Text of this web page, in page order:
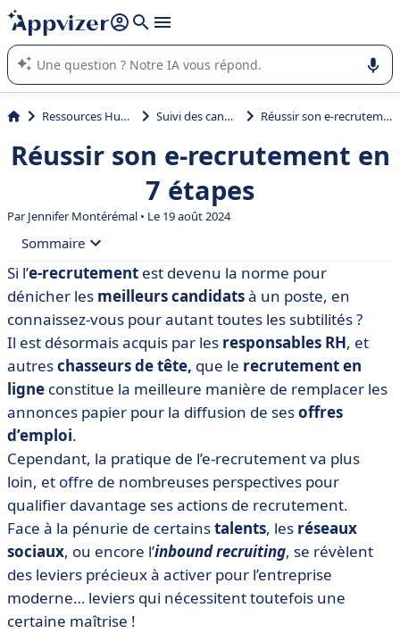
répondre (plusieurs lignes avec
L'IA de Appvizer vous guide dans l'utilisation ou la sélection de
logiciel SaaS en entreprise.
Ressources Humaines (RH) Suivi des candidats (ATS) Réussir son e-recrutement en 7 étapes
Réussir son e-recrutement en
7 étapes
ParJennifer Montérémal • Le 19 août 2024
Sommaire
• Définition du e-recrutement
• Les enjeux du e-recrutement
• Les avantages et les inconvénients du e-recrutement
• Les étapes du e-recrutement
• E-recrutement, et après ?
Si l’e-recrutement est devenu la norme pour
dénicher les meilleurs candidatsà un poste, en
connaissez-vous pour autant toutes les subtilités ?
Il est désormais acquis par les responsables RH, et
autreschasseurs de tête, que le recrutement en
ligne constitue la meilleure manière de remplacer les
annonces papier pour la diffusion de sesoffres
d’emploi.
Cependant, la pratique de l’e-recrutement va plus
loin, et offre de nombreuses perspectives pour
qualifier davantage ses actions de recrutement.
Face à la pénurie de certainstalents, les réseaux
sociaux, ou encore l’inbound recruiting, se révèlent
des leviers précieux à activer pour l’entreprise
moderne… leviers qui nécessitent toutefois une
certaine maîtrise !